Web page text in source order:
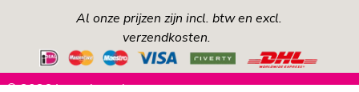
Al onze prijzen zijn incl. btw en excl.
verzendkosten.